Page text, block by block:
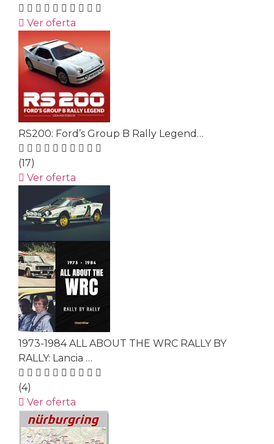
Ver oferta
RS200: Ford’s Group B Rally Legend…
(17)
Ver oferta
1973-1984 ALL ABOUT THE WRC RALLY BY
RALLY: Lancia …
(4)
Ver oferta